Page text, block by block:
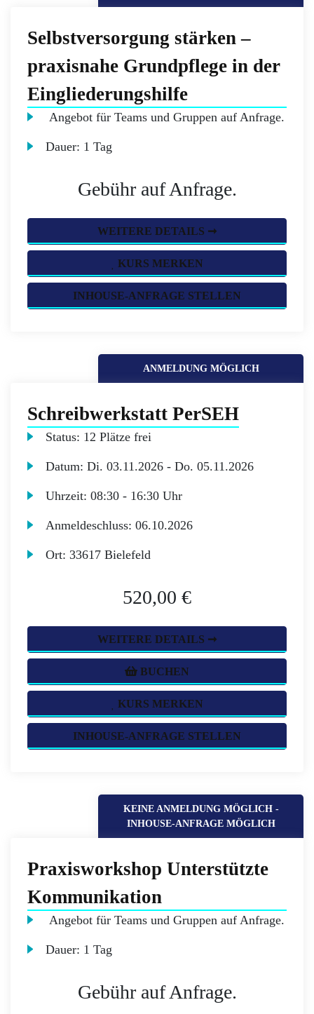
Selbstversorgung stärken –
praxisnahe Grundpflege in der
Eingliederungshilfe
Angebot für Teams und Gruppen auf Anfrage.
Dauer: 1 Tag
Gebühr auf Anfrage.
WEITERE DETAILS ➞
KURS MERKEN
INHOUSE-ANFRAGE STELLEN
ANMELDUNG MÖGLICH
Schreibwerkstatt PerSEH
Status: 12 Plätze frei
Datum:Di. 03.11.2026 -Do. 05.11.2026
Uhrzeit:08:30 - 16:30 Uhr
Anmeldeschluss:06.10.2026
Ort:33617 Bielefeld
520,00 €
WEITERE DETAILS ➞
BUCHEN
KURS MERKEN
INHOUSE-ANFRAGE STELLEN
KEINE ANMELDUNG MÖGLICH -
INHOUSE-ANFRAGE MÖGLICH
Praxisworkshop Unterstützte
Kommunikation
Angebot für Teams und Gruppen auf Anfrage.
Dauer: 1 Tag
Gebühr auf Anfrage.